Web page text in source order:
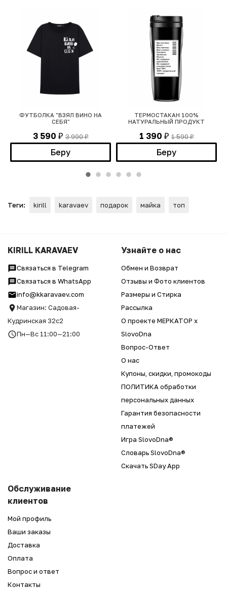
ФУТБОЛКА "ВЗЯЛ ВИНО НА
СЕБЯ"
3 590 ₽ 3 990₽
Беру
ТЕРМОСТАКАН 100%
НАТУРАЛЬНЫЙ ПРОДУКТ
1 390 ₽ 1 590₽
Беру
Теги: kirill karavaev подарок майка топ
KIRILL KARAVAEV
Связаться в Telegram
Связаться в WhatsApp
info@kkaravaev.com
Магазин: Садовая-
Кудринская 32с2
Пн—Вс 11:00—21:00
Узнайте о нас
Обмен и Возврат
Отзывы и Фото клиентов
Размеры и Стирка
Рассылка
О проекте МЕРКАТОР x
SlovoDna
Вопрос-Ответ
О нас
Купоны, скидки, промокоды
ПОЛИТИКА обработки
персональных данных
Гарантия безопасности
платежей
Игра SlovoDna®
Словарь SlovoDna®
Скачать SDay App
Обслуживание
клиентов
Мой профиль
Ваши заказы
Доставка
Оплата
Вопрос и ответ
Контакты